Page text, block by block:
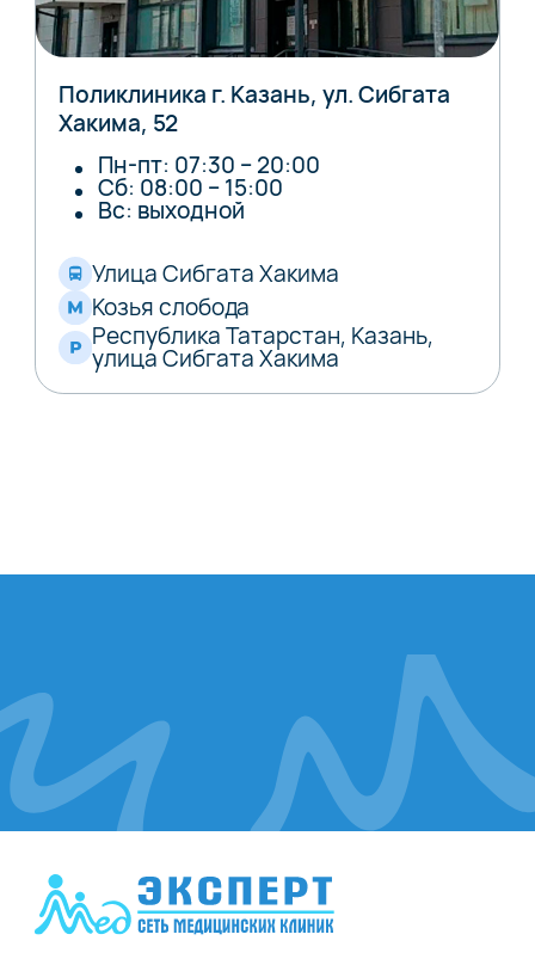
Поликлиника г. Казань, ул. Сибгата
Хакима, 52
Пн-пт: 07:30 – 20:00
Сб: 08:00 – 15:00
Вс: выходной
Улица Сибгата Хакима
Козья слобода
Республика Татарстан, Казань,
улица Сибгата Хакима